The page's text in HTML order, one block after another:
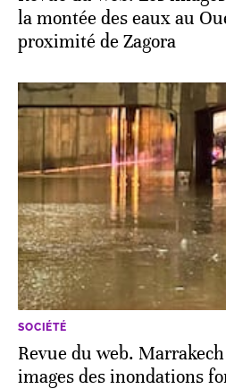
la montée des eaux au
proximité de Zagora
SOCIÉTÉ
Revue du web.
images des inondations